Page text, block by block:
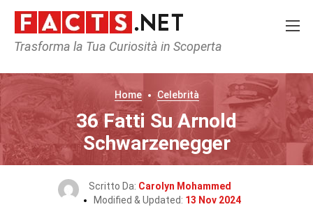
Trasforma la Tua Curiosità in Scoperta
Home Celebrità
36 Fatti Su Arnold
Schwarzenegger
Scritto Da: Carolyn Mohammed
Modified & Updated: 13 Nov 2024